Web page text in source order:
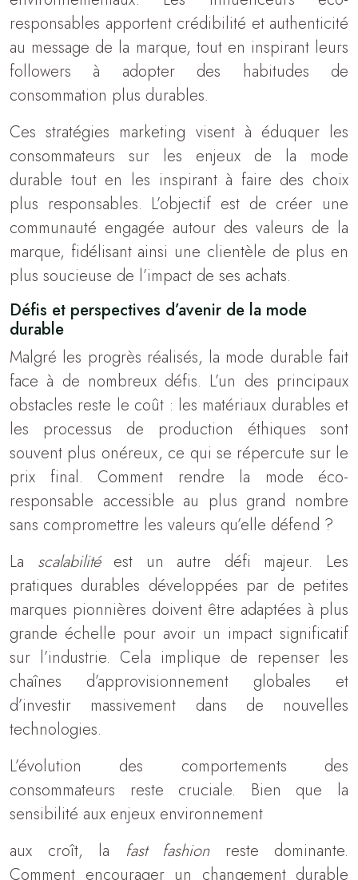
responsables apportent crédibilité et authenticité
au message de la marque, tout en inspirant leurs
followers à adopter des habitudes de
consommation plus durables.
Ces stratégies marketing visent à éduquer les
consommateurs sur les enjeux de la mode
durable tout en les inspirant à faire des choix
plus responsables. L’objectif est de créer une
communauté engagée autour des valeurs de la
marque, fidélisant ainsi une clientèle de plus en
plus soucieuse de l’impact de ses achats.
Défis et perspectives d’avenir de la mode
durable
Malgré les progrès réalisés, la mode durable fait
face à de nombreux défis. L’un des principaux
obstacles reste le coût : les matériaux durables et
les processus de production éthiques sont
souvent plus onéreux, ce qui se répercute sur le
prix final. Comment rendre la mode éco-
responsable accessible au plus grand nombre
sans compromettre les valeurs qu’elle défend ?
La scalabilité est un autre défi majeur. Les
pratiques durables développées par de petites
marques pionnières doivent être adaptées à plus
grande échelle pour avoir un impact significatif
sur l’industrie. Cela implique de repenser les
chaînes d’approvisionnement globales et
d’investir massivement dans de nouvelles
technologies.
L’évolution des comportements des
consommateurs reste cruciale. Bien que la
sensibilité aux enjeux environnement
aux croît, la fast fashionreste dominante.
Comment encourager un changement durable